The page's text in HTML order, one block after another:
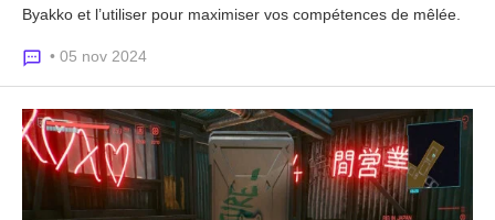
Byakko et l’utiliser pour maximiser vos compétences de mêlée.
• 05 nov 2024